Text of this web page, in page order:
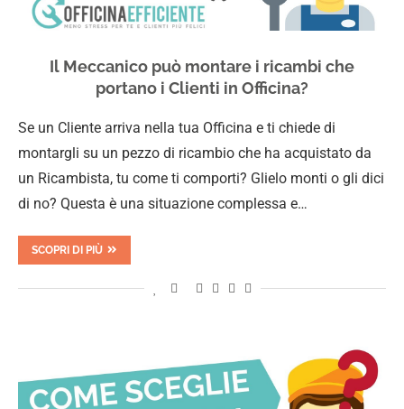
Il Meccanico può montare i ricambi che
portano i Clienti in Officina?
Se un Cliente arriva nella tua Officina e ti chiede di
montargli su un pezzo di ricambio che ha acquistato da
un Ricambista, tu come ti comporti? Glielo monti o gli dici
di no? Questa è una situazione complessa e…
SCOPRI DI PIÙ